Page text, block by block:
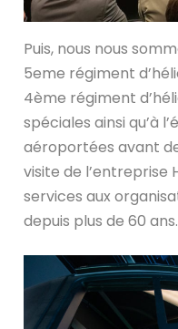
Puis, nous nous
5eme régiment
4ème régiment
spéciales ainsi qu’à
aéroportées avant
visite de l’entreprise
services aux
depuis plus de 60 ans.